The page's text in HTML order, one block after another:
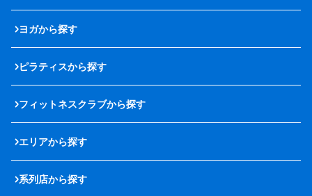
ヨガから探す
ピラティスから探す
フィットネスクラブから探す
エリアから探す
系列店から探す